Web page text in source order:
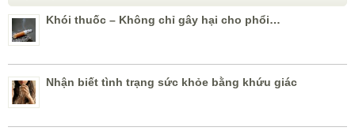
Khói thuốc – Không chỉ gây hại cho phổi…
Nhận biết tình trạng sức khỏe bằng khứu giác